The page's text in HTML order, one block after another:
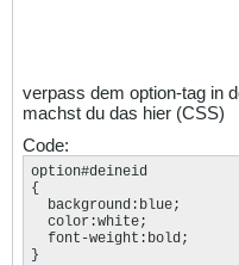
verpass dem option-tag in
machst du das hier (CSS)
Code:
option#deineid
{
  background:blue;
  color:white;
  font-weight:bold;
}